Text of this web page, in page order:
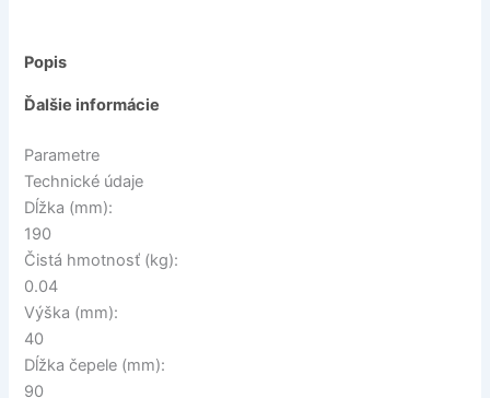
Popis
Ďalšie informácie
Parametre
Technické údaje
Dĺžka (mm):
190
Čistá hmotnosť (kg):
0.04
Výška (mm):
40
Dĺžka čepele (mm):
90